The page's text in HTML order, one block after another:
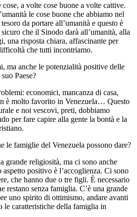
a volte cose buone a volte cattive.
le cose buone che abbiamo nel
da portare all’umanità e questo è
che il Sinodo darà all’umanità, alla
una risposta chiara, affascinante per
che tutti incontriamo.
ma anche le potenzialità positive delle
Paese?
economici, mancanza di casa,
è molto favorito in Venezuela… Questo
e noi vescovi, preti, dobbiamo
per fare capire alla gente la bontà e la
le famiglie del Venezuela possono dare?
grande religiosità, ma ci sono anche
positivo è l’accoglienza. Ci sono
che hanno due o tre figli. È necessario
restano senza famiglia. C’è una grande
uno spirito di ottimismo, andare avanti
le caratteristiche della famiglia in